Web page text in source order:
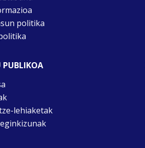
politika
PUBLIKOA
lehiaketak